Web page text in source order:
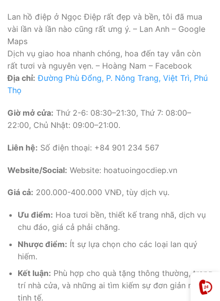
Lan hồ điệp ở Ngọc Điệp rất đẹp và bền, tôi đã mua
vài lần và lần nào cũng rất ưng ý. – Lan Anh – Google
Maps
Dịch vụ giao hoa nhanh chóng, hoa đến tay vẫn còn
rất tươi và nguyên vẹn. – Hoàng Nam – Facebook
Địa chỉ: Đường Phù Đổng, P. Nông Trang, Việt Trì, Phú
Thọ
Giờ mở cửa: Thứ 2-6: 08:30–21:30, Thứ 7: 08:00–
22:00, Chủ Nhật: 09:00–21:00.
Liên hệ: Số điện thoại: +84 901 234 567
Website/Social: Website: hoatuoingocdiep.vn
Giá cả: 200.000-400.000 VNĐ, tùy dịch vụ.
Ưu điểm: Hoa tươi bền, thiết kế trang nhã, dịch vụ
chu đáo, giá cả phải chăng.
Nhược điểm: Ít sự lựa chọn cho các loại lan quý
hiếm.
Kết luận: Phù hợp cho quà tặng thông thường, trang
trí nhà cửa, và những ai tìm kiếm sự đơn giản nhưng
tinh tế.